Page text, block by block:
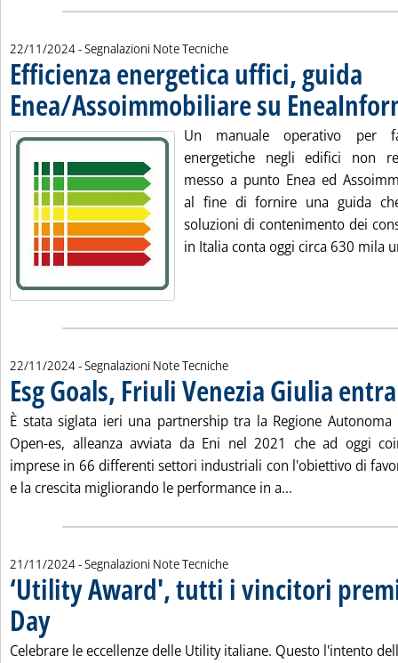
22/11/2024- Segnalazioni Note Tecniche
Efficienza energetica uffici, guida
Enea/Assoimmobiliare su
Un manuale operativo per
energetiche negli edifici non
messo a punto Enea ed
al fine di fornire una guida
soluzioni di contenimento dei
in Italia conta oggi circa 630 mila
22/11/2024- Segnalazioni Note Tecniche
Esg Goals, Friuli Venezia Giulia
È stata siglata ieri una partnership tra la Regione Autonoma
Open-es, alleanza avviata da Eni nel 2021 che ad oggi
imprese in 66 differenti settori industriali con l'obiettivo di
e la crescita migliorando le performance in a...
21/11/2024- Segnalazioni Note Tecniche
‘Utility Award', tutti i vincitori
Day. Pubblicata giovedì 21 novembre 2024 alle 15.23.
Celebrare le eccellenze delle Utility italiane. Questo l'intento